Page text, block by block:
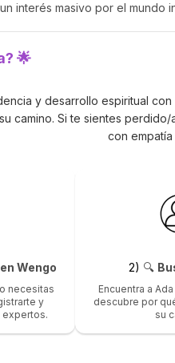
interés masivo por el
🌟
y desarrollo espiritual
camino. Si te sientes
con empatía
Wengo
necesitas
y
expertos.
2) 🔍
Encuentra a
descubre por
su